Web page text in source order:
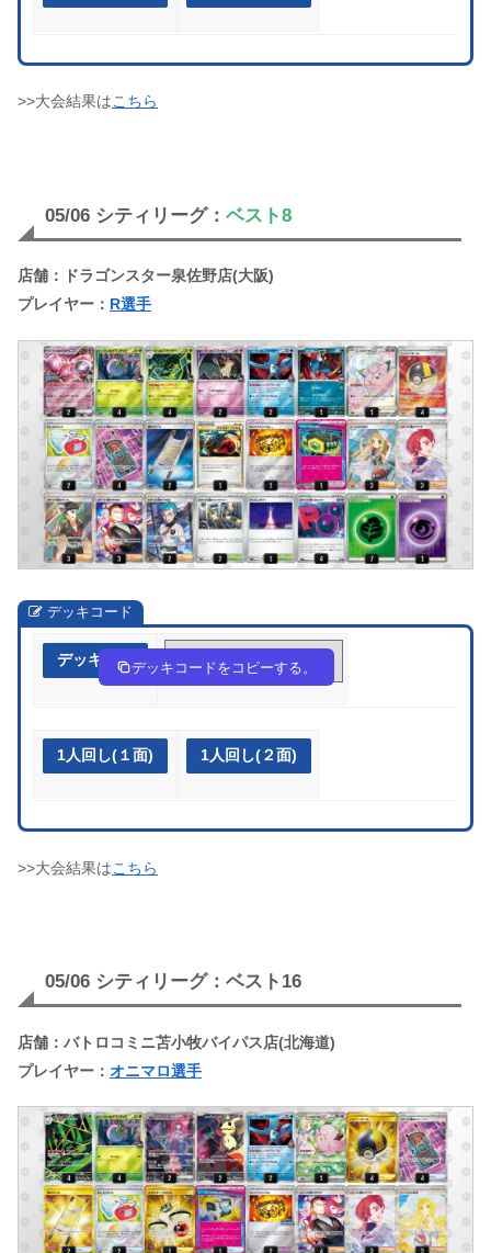
>>大会結果はこちら
05/06 シティリーグ： ベスト8
店舗：ドラゴンスター泉佐野店(大阪)
プレイヤー： R選手
デッキコード
デッキ作成 URppyS-wBmpQd-RSRpM2
デッキコードをコピーする。
1人回し(１面) 1人回し(２面)
>>大会結果はこちら
05/06 シティリーグ：ベスト16
店舗：バトロコミニ苫小牧バイパス店(北海道)
プレイヤー： オニマロ選手